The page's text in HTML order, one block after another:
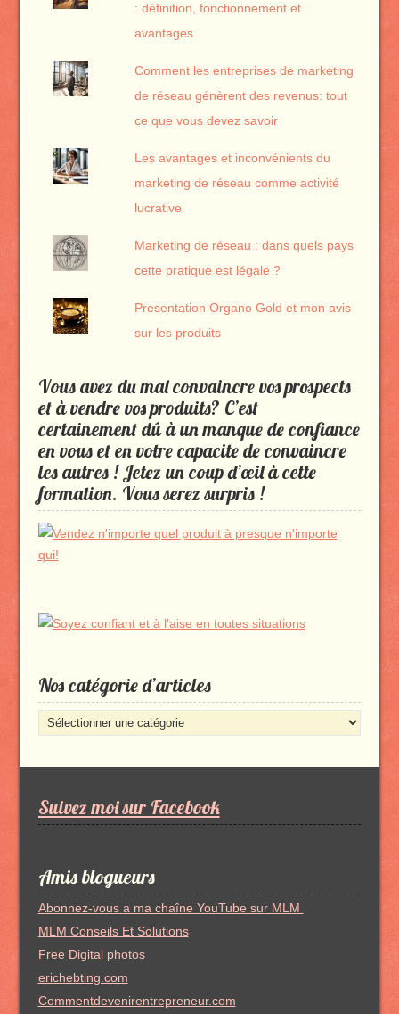
: définition, fonctionnement et
avantages
Comment les entreprises de marketing
de réseau génèrent des revenus: tout
ce que vous devez savoir
Les avantages et inconvénients du
marketing de réseau comme activité
lucrative
Marketing de réseau : dans quels pays
cette pratique est légale ?
Presentation Organo Gold et mon avis
sur les produits
Vous avez du mal convaincre vos prospects
et à vendre vos produits? C’est
certainement dû à un manque de confiance
en vous et en votre capacite de convaincre
les autres ! Jetez un coup d’œil à cette
formation. Vous serez surpris !
Nos catégorie d’articles
Nos
catégorie
Suivez moi sur Facebook
Amis blogueurs
Abonnez-vous a ma chaîne YouTube sur MLM
MLM Conseils Et Solutions
Free Digital photos
erichebting.com
Commentdevenirentrepreneur.com